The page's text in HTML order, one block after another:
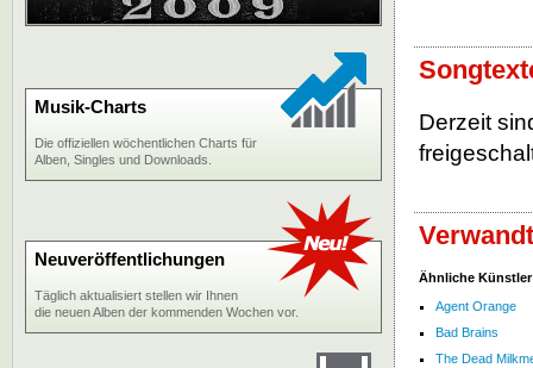
Derzeit
Ähnliche Künstler
Agent Orange
Bad Brains
The Dead
Musik-Charts
Die offiziellen wöchentlichen Charts für
Alben, Singles und Downloads.
Neuveröffentlichungen
Täglich aktualisiert stellen wir Ihnen
die neuen Alben der kommenden Wochen vor.